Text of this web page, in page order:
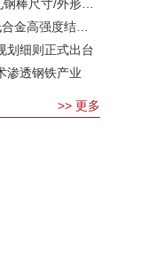
划细则正式出台
渗透钢铁产业
>> 更多